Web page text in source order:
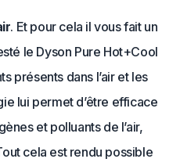
. Et pour cela il vous fait un
le Dyson Pure Hot+Cool
présents dans l’air et les
lui permet d’être efficace
et polluants de l’air,
cela est rendu possible